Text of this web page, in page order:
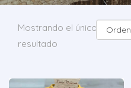
Mostrando el único
resultado